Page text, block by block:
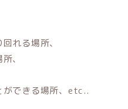
れる場所、
、
ができる場所、etc..